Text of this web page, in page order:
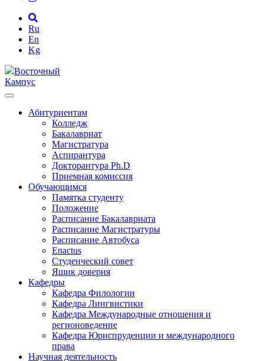
Ru
En
Kg
Восточный
Кампус
Абитуриентам
Колледж
Бакалавриат
Магистратура
Аспирантура
Докторантура Ph.D
Приемная комиссия
Обучающимся
Памятка студенту
Положение
Расписание Бакалавриата
Расписание Магистратуры
Расписание Автобуса
Enactus
Студенческий совет
Ящик доверия
Кафедры
Кафедра Филологии
Кафедра Лингвистики
Кафедра Международные отношения и
регионоведение
Кафедра Юриспруденции и международного
права
Научная деятельность